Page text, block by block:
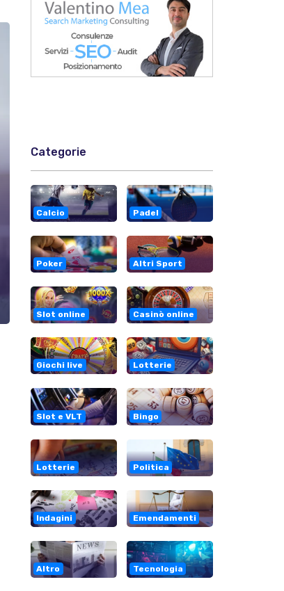
Categorie
Calcio Padel
Poker Altri Sport
Slot online Casinò online
Giochi live Lotterie
Slot e VLT Bingo
Lotterie Politica
Indagini Emendamenti
Altro Tecnologia